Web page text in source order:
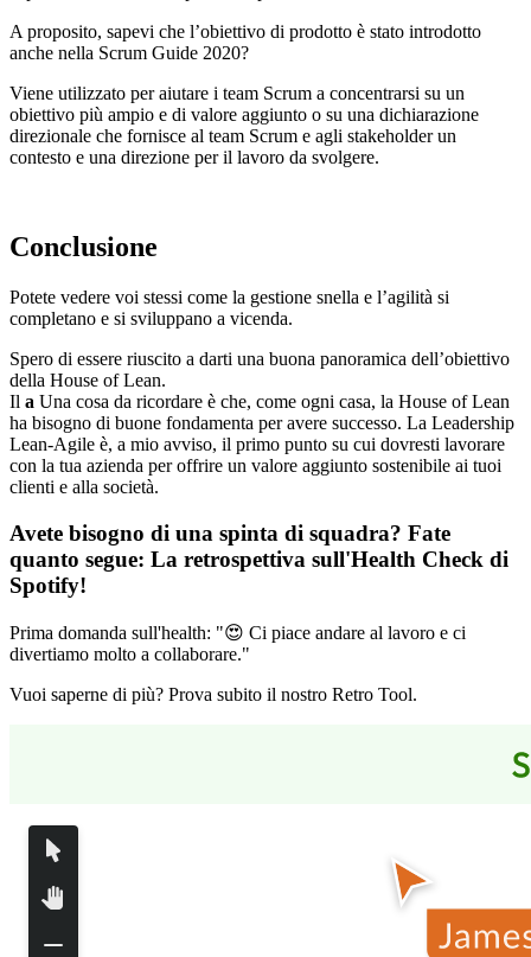
A proposito, sapevi che l’obiettivo di prodotto è stato introdotto
anche nella Scrum Guide 2020?
Viene utilizzato per aiutare i team Scrum a concentrarsi su un
obiettivo più ampio e di valore aggiunto o su una dichiarazione
direzionale che fornisce al team Scrum e agli stakeholder un
contesto e una direzione per il lavoro da svolgere.
Conclusione
Potete vedere voi stessi come la gestione snella e l’agilità si
completano e si sviluppano a vicenda.
Spero di essere riuscito a darti una buona panoramica dell’obiettivo
della House of Lean.
Il a Una cosa da ricordare è che, come ogni casa, la House of Lean
ha bisogno di buone fondamenta per avere successo. La Leadership
Lean-Agile è, a mio avviso, il primo punto su cui dovresti lavorare
con la tua azienda per offrire un valore aggiunto sostenibile ai tuoi
clienti e alla società.
Avete bisogno di una spinta di squadra? Fate
quanto segue: La retrospettiva sull'Health Check di
Spotify!
Prima domanda sull'health: "😍 Ci piace andare al lavoro e ci
divertiamo molto a collaborare."
Vuoi saperne di più? Prova subito il nostro Retro Tool.